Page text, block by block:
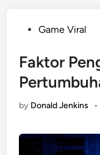
PostedGame Viral
Faktor
by Donald Jenkins •